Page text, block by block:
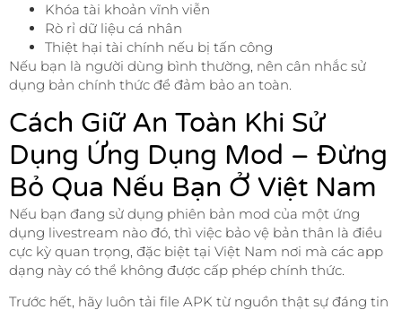
Khóa tài khoản vĩnh viễn
Rò rỉ dữ liệu cá nhân
Thiệt hại tài chính nếu bị tấn công
Nếu bạn là người dùng bình thường, nên cân nhắc sử
dụng bản chính thức để đảm bảo an toàn.
Cách Giữ An Toàn Khi Sử
Dụng Ứng Dụng Mod – Đừng
Bỏ Qua Nếu Bạn Ở Việt Nam
Nếu bạn đang sử dụng phiên bản mod của một ứng
dụng livestream nào đó, thì việc bảo vệ bản thân là điều
cực kỳ quan trọng, đặc biệt tại Việt Nam nơi mà các app
dạng này có thể không được cấp phép chính thức.
Trước hết, hãy luôn tải file APK từ nguồn thật sự đáng tin